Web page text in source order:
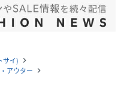
サイ) navigate_next
アウター navigate_next